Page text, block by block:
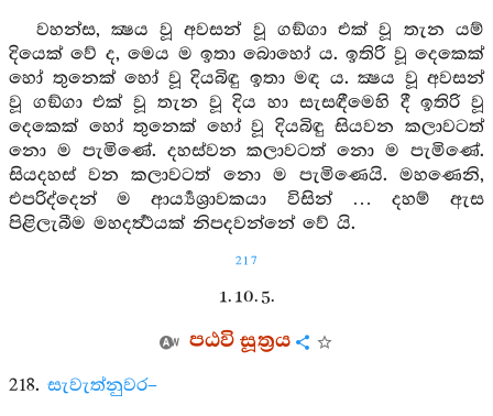
වහන්ස, ක්‍ෂය වූ අවසන් වූ ගඞ්ගා එක් වූ තැන යම්
දියෙක් වේ ද, මෙය ම ඉතා බොහෝ ය. ඉතිරි වූ දෙකෙක්
හෝ තුනෙක් හෝ වූ දියබිඳු ඉතා මඳ ය. ක්‍ෂය වූ අවසන්
වූ ගඞ්ගා එක් වූ තැන වූ දිය හා සැසඳීමෙහි දී ඉතිරි වූ
දෙකෙක් හෝ තුනෙක් හෝ වූ දියබිඳු සියවන කලාවටත්
නො ම පැමිණේ. දහස්වන කලාවටත් නො ම පැමිණේ.
සියදහස් වන කලාවටත් නො ම පැමිණෙයි. මහණෙනි,
එපරිද්දෙන් ම ආර්‍ය්‍යශ්‍රාවකයා විසින් … දහම් ඇස
පිළිලැබීම මහදර්‍ත්‍ථයක් නිපදවන්නේ වේ යි.
217
1. 10. 5.
පඨවි සූත්‍රය
218. සැවැත්නුවර–